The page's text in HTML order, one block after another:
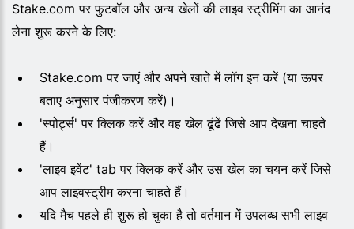
Stake.com पर फुटबॉल और अन्य खेलों की लाइव स्ट्रीमिंग का आनंद
लेना शुरू करने के लिए:
Stake.com पर जाएं और अपने खाते में लॉग इन करें (या ऊपर
बताए अनुसार पंजीकरण करें)।
'स्पोर्ट्स' पर क्लिक करें और वह खेल ढूंढें जिसे आप देखना चाहते
हैं।
'लाइव इवेंट' tab पर क्लिक करें और उस खेल का चयन करें जिसे
आप लाइवस्ट्रीम करना चाहते हैं।
यदि मैच पहले ही शुरू हो चुका है तो वर्तमान में उपलब्ध सभी लाइव